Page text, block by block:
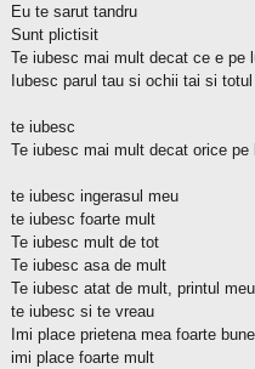
Eu te sarut tandru
Sunt plictisit
Te iubesc mai mult decat ce e pe
Iubesc parul tau si ochii tai si
te iubesc
Te iubesc mai mult decat orice pe
te iubesc ingerasul meu
te iubesc foarte mult
Te iubesc mult de tot
Te iubesc asa de mult
Te iubesc atat de mult, printul meu
te iubesc si te vreau
Imi place prietena mea foarte bune
imi place foarte mult